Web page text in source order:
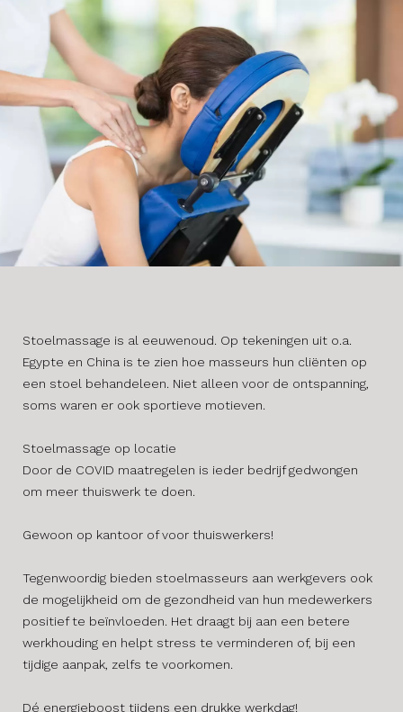
Stoelmassage is al eeuwenoud. Op tekeningen uit o.a.
Egypte en China is te zien hoe masseurs hun cliënten op
een stoel behandeleen. Niet alleen voor de ontspanning,
soms waren er ook sportieve motieven.
Stoelmassage op locatie
Door de COVID maatregelen is ieder bedrijf gedwongen
om meer thuiswerk te doen.
Gewoon op kantoor of voor thuiswerkers!
​Tegenwoordig bieden stoelmasseurs aan werkgevers ook
de mogelijkheid om de gezondheid van hun medewerkers
positief te beïnvloeden. Het draagt bij aan een betere
werkhouding en helpt stress te verminderen of, bij een
tijdige aanpak, zelfs te voorkomen.
Dé energieboost tijdens een drukke werkdag!